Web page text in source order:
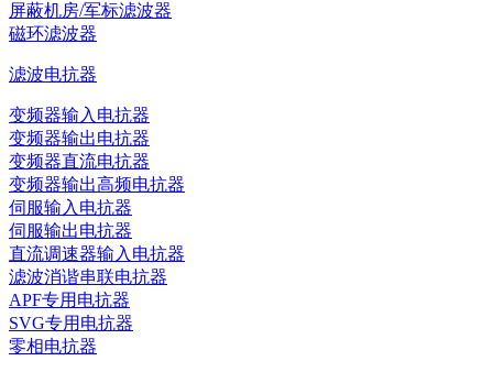
屏蔽机房/军标滤波器
磁环滤波器
滤波电抗器
变频器输入电抗器
变频器输出电抗器
变频器直流电抗器
变频器输出高频电抗器
伺服输入电抗器
伺服输出电抗器
直流调速器输入电抗器
滤波消谐串联电抗器
APF专用电抗器
SVG专用电抗器
零相电抗器